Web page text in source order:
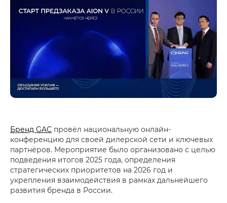
Бренд GAC провёл национальную онлайн-
конференцию для своей дилерской сети и ключевых
партнёров. Мероприятие было организовано с целью
подведения итогов 2025 года, определения
стратегических приоритетов на 2026 год и
укрепления взаимодействия в рамках дальнейшего
развития бренда в России.